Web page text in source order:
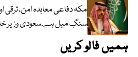
مکہ دفاعی معاہدہ امن، ترقی
سنگِ میل ہے،سعودی وزیر
ہمیں فالو کریں